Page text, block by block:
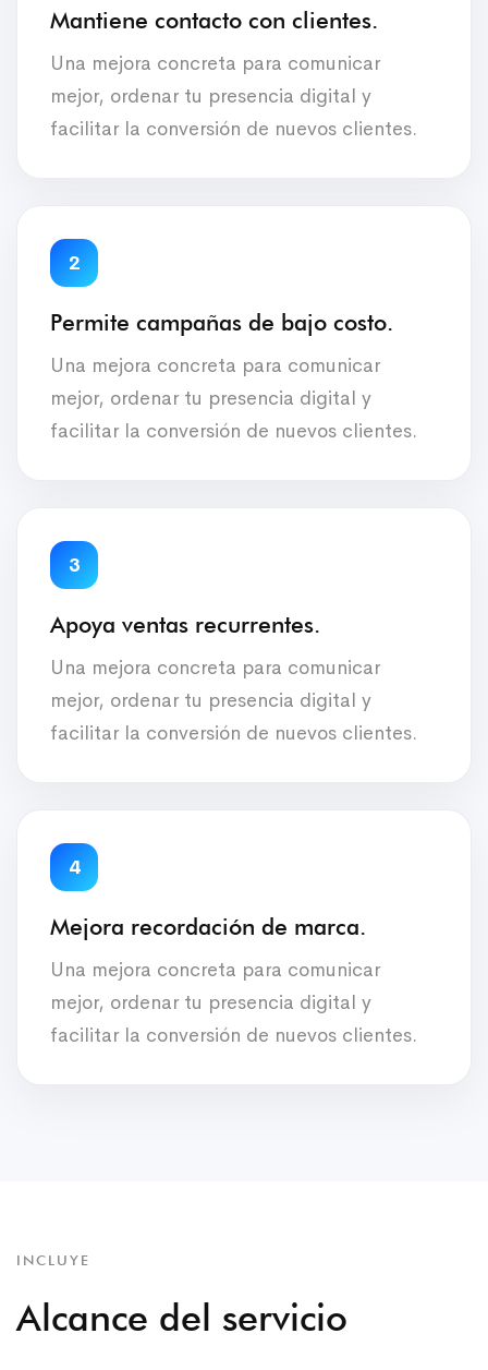
Mantiene contacto con clientes.
Una mejora concreta para comunicar
mejor, ordenar tu presencia digital y
facilitar la conversión de nuevos clientes.
2
Permite campañas de bajo costo.
Una mejora concreta para comunicar
mejor, ordenar tu presencia digital y
facilitar la conversión de nuevos clientes.
3
Apoya ventas recurrentes.
Una mejora concreta para comunicar
mejor, ordenar tu presencia digital y
facilitar la conversión de nuevos clientes.
4
Mejora recordación de marca.
Una mejora concreta para comunicar
mejor, ordenar tu presencia digital y
facilitar la conversión de nuevos clientes.
INCLUYE
Alcance del servicio